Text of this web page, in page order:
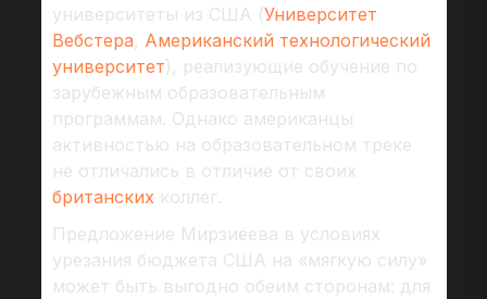
университеты из США (Университет
Вебстера, Американский технологический
университет), реализующие обучение по
зарубежным образовательным
программам. Однако американцы
активностью на образовательном треке
не отличались в отличие от своих
британских коллег.
Предложение Мирзиёева в условиях
урезания бюджета США на «мягкую силу»
может быть выгодно обеим сторонам: для